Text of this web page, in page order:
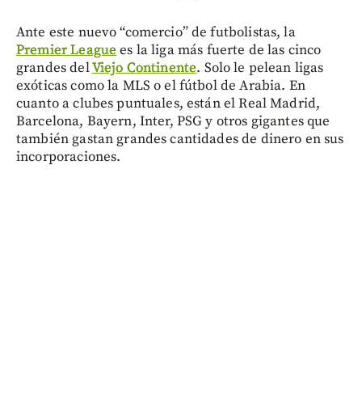
Ante este nuevo “comercio” de futbolistas, la
Premier League es la liga más fuerte de las cinco
grandes delViejo Continente. Solo le pelean ligas
exóticas como la MLS o el fútbol de Arabia. En
cuanto a clubes puntuales, están el Real Madrid,
Barcelona, Bayern, Inter, PSG y otros gigantes que
también gastan grandes cantidades de dinero en sus
incorporaciones.